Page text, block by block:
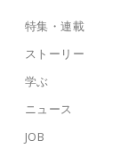
特集・連載
ストーリー
学ぶ
ニュース
JOB